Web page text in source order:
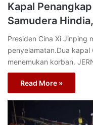
Kapal
Samudera
Presiden Cina Xi Jinping
penyelamatan.Dua
menemukan korban.
Read More »